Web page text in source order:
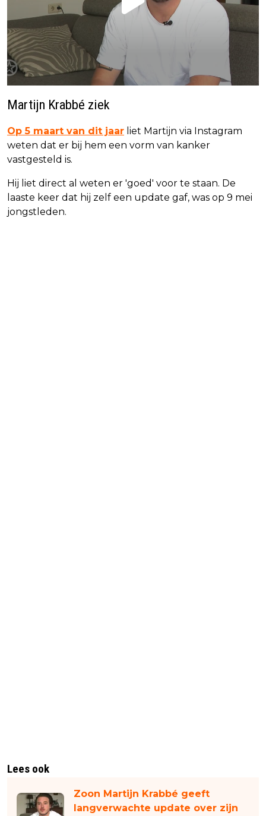
Martijn Krabbé ziek
Op 5 maart van dit jaar liet Martijn via Instagram
weten dat er bij hem een vorm van kanker
vastgesteld is.
Hij liet direct al weten er 'goed' voor te staan. De
laaste keer dat hij zelf een update gaf, was op 9 mei
jongstleden.
Lees ook
Zoon Martijn Krabbé geeft
langverwachte update over zijn